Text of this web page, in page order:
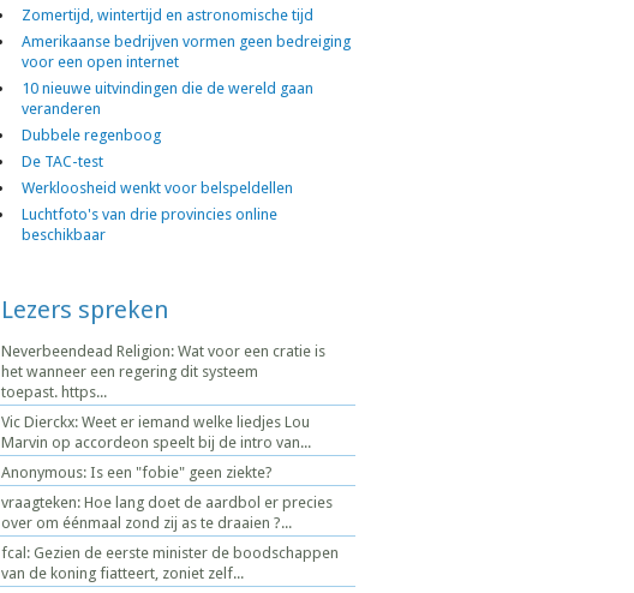
Zomertijd, wintertijd en astronomische tijd
Amerikaanse bedrijven vormen geen bedreiging
voor een open internet
10 nieuwe uitvindingen die de wereld gaan
veranderen
Dubbele regenboog
De TAC-test
Werkloosheid wenkt voor belspeldellen
Luchtfoto's van drie provincies online
beschikbaar
Lezers spreken
Neverbeendead Religion: Wat voor een cratie is
het wanneer een regering dit systeem
toepast. https...
Vic Dierckx: Weet er iemand welke liedjes Lou
Marvin op accordeon speelt bij de intro van...
Anonymous: Is een "fobie" geen ziekte?
vraagteken: Hoe lang doet de aardbol er precies
over om éénmaal zond zij as te draaien ?...
fcal: Gezien de eerste minister de boodschappen
van de koning fiatteert, zoniet zelf...